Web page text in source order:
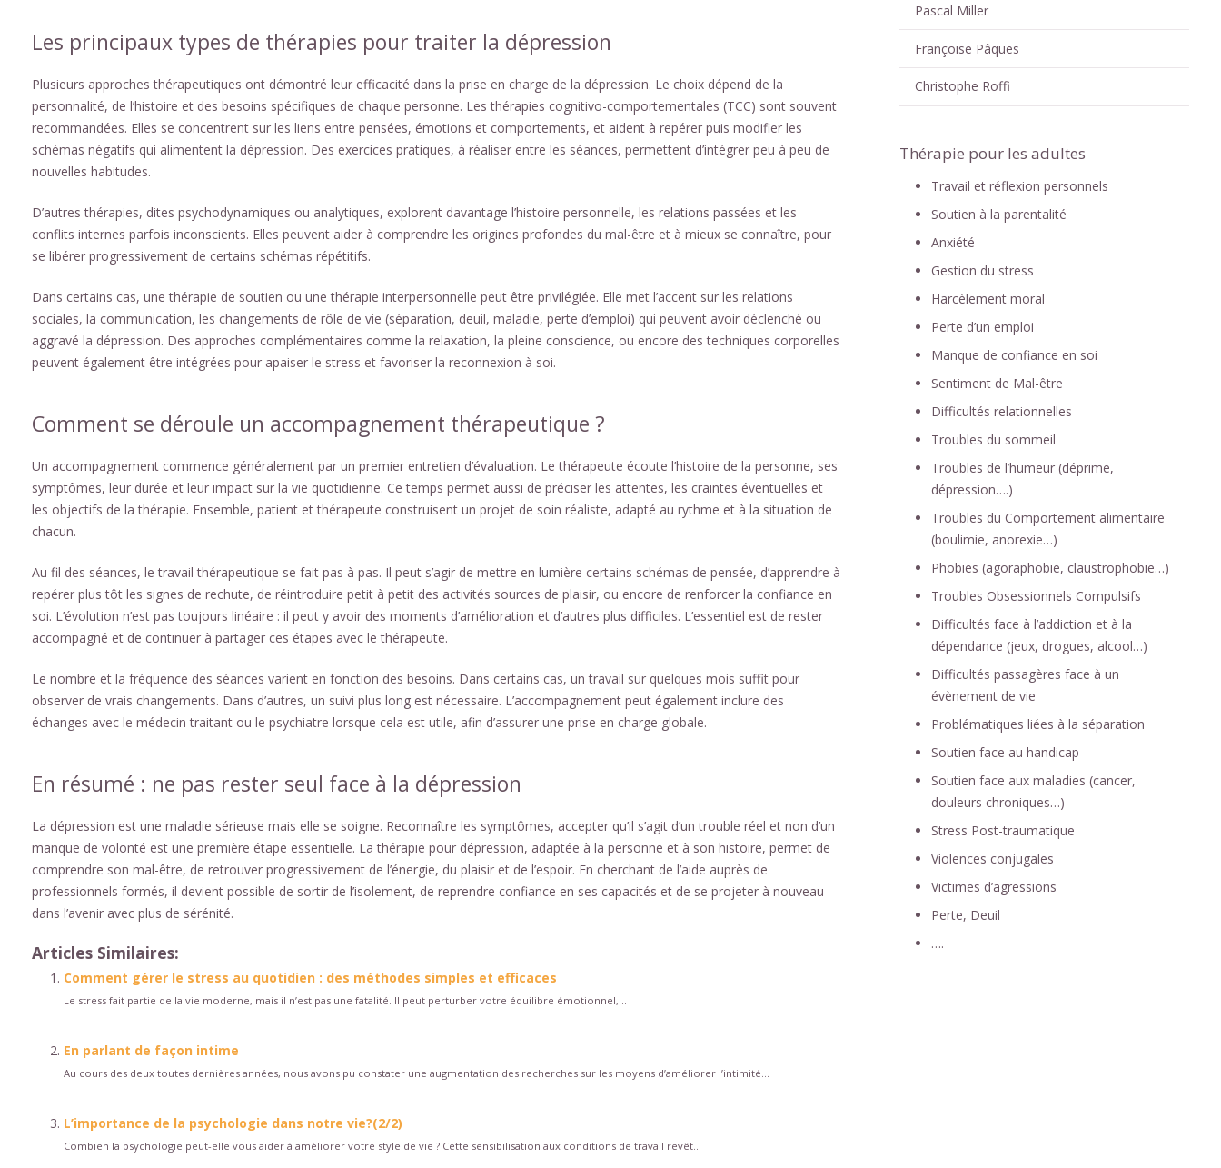
Les principaux types de thérapies pour traiter la dépression
Plusieurs approches thérapeutiques ont démontré leur efficacité dans la prise en charge de la dépression. Le choix dépend de la
personnalité, de l’histoire et des besoins spécifiques de chaque personne. Les thérapies cognitivo-comportementales (TCC) sont souvent
recommandées. Elles se concentrent sur les liens entre pensées, émotions et comportements, et aident à repérer puis modifier les
schémas négatifs qui alimentent la dépression. Des exercices pratiques, à réaliser entre les séances, permettent d’intégrer peu à peu de
nouvelles habitudes.
D’autres thérapies, dites psychodynamiques ou analytiques, explorent davantage l’histoire personnelle, les relations passées et les
conflits internes parfois inconscients. Elles peuvent aider à comprendre les origines profondes du mal-être et à mieux se connaître, pour
se libérer progressivement de certains schémas répétitifs.
Dans certains cas, une thérapie de soutien ou une thérapie interpersonnelle peut être privilégiée. Elle met l’accent sur les relations
sociales, la communication, les changements de rôle de vie (séparation, deuil, maladie, perte d’emploi) qui peuvent avoir déclenché ou
aggravé la dépression. Des approches complémentaires comme la relaxation, la pleine conscience, ou encore des techniques corporelles
peuvent également être intégrées pour apaiser le stress et favoriser la reconnexion à soi.
Comment se déroule un accompagnement thérapeutique ?
Un accompagnement commence généralement par un premier entretien d’évaluation. Le thérapeute écoute l’histoire de la personne, ses
symptômes, leur durée et leur impact sur la vie quotidienne. Ce temps permet aussi de préciser les attentes, les craintes éventuelles et
les objectifs de la thérapie. Ensemble, patient et thérapeute construisent un projet de soin réaliste, adapté au rythme et à la situation de
chacun.
Au fil des séances, le travail thérapeutique se fait pas à pas. Il peut s’agir de mettre en lumière certains schémas de pensée, d’apprendre à
repérer plus tôt les signes de rechute, de réintroduire petit à petit des activités sources de plaisir, ou encore de renforcer la confiance en
soi. L’évolution n’est pas toujours linéaire : il peut y avoir des moments d’amélioration et d’autres plus difficiles. L’essentiel est de rester
accompagné et de continuer à partager ces étapes avec le thérapeute.
Le nombre et la fréquence des séances varient en fonction des besoins. Dans certains cas, un travail sur quelques mois suffit pour
observer de vrais changements. Dans d’autres, un suivi plus long est nécessaire. L’accompagnement peut également inclure des
échanges avec le médecin traitant ou le psychiatre lorsque cela est utile, afin d’assurer une prise en charge globale.
En résumé : ne pas rester seul face à la dépression
La dépression est une maladie sérieuse mais elle se soigne. Reconnaître les symptômes, accepter qu’il s’agit d’un trouble réel et non d’un
manque de volonté est une première étape essentielle. La thérapie pour dépression, adaptée à la personne et à son histoire, permet de
comprendre son mal-être, de retrouver progressivement de l’énergie, du plaisir et de l’espoir. En cherchant de l’aide auprès de
professionnels formés, il devient possible de sortir de l’isolement, de reprendre confiance en ses capacités et de se projeter à nouveau
dans l’avenir avec plus de sérénité.
Articles Similaires:
Comment gérer le stress au quotidien : des méthodes simples et efficaces
Le stress fait partie de la vie moderne, mais il n’est pas une fatalité. Il peut perturber votre équilibre émotionnel,...
En parlant de façon intime
Au cours des deux toutes dernières années, nous avons pu constater une augmentation des recherches sur les moyens d’améliorer l’intimité...
L’importance de la psychologie dans notre vie?(2/2)
Combien la psychologie peut-elle vous aider à améliorer votre style de vie ? Cette sensibilisation aux conditions de travail revêt...
Pascal Miller
Françoise Pâques
Christophe Roffi
Thérapie pour les adultes
Travail et réflexion personnels
Soutien à la parentalité
Anxiété
Gestion du stress
Harcèlement moral
Perte d’un emploi
Manque de confiance en soi
Sentiment de Mal-être
Difficultés relationnelles
Troubles du sommeil
Troubles de l’humeur (déprime,
dépression….)
Troubles du Comportement alimentaire
(boulimie, anorexie…)
Phobies (agoraphobie, claustrophobie…)
Troubles Obsessionnels Compulsifs
Difficultés face à l’addiction et à la
dépendance (jeux, drogues, alcool…)
Difficultés passagères face à un
évènement de vie
Problématiques liées à la séparation
Soutien face au handicap
Soutien face aux maladies (cancer,
douleurs chroniques…)
Stress Post-traumatique
Violences conjugales
Victimes d’agressions
Perte, Deuil
….